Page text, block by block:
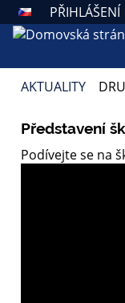
PŘIHLÁŠENÍ
AKTUALITY
NOVINKY
Představení
Podívejte se na